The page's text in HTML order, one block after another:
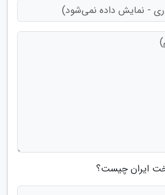
ایران چیست؟